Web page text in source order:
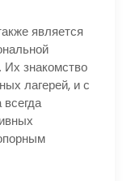
является
Их знакомство
лагерей, и с